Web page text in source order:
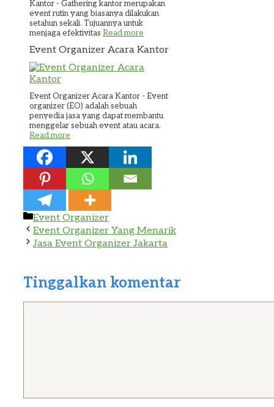
Kantor - Gathering kantor merupakan
event rutin yang biasanya dilakukan
setahun sekali. Tujuannya untuk
menjaga efektivitas Read more
Event Organizer Acara Kantor
Event Organizer Acara Kantor - Event
organizer (EO) adalah sebuah
penyedia jasa yang dapat membantu
menggelar sebuah event atau acara.
Read more
Kategori
Event Organizer
Event Organizer Yang Menarik
Jasa Event Organizer Jakarta
Tinggalkan komentar